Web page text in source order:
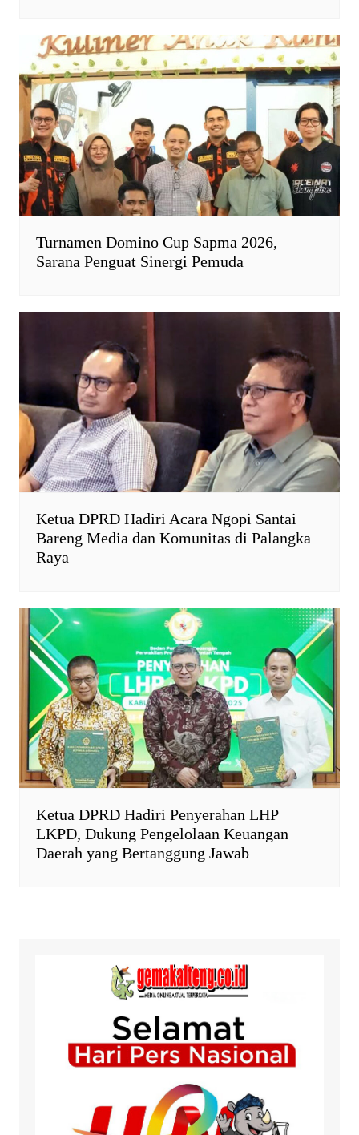
Turnamen Domino Cup Sapma 2026,
Sarana Penguat Sinergi Pemuda
Ketua DPRD Hadiri Acara Ngopi Santai
Bareng Media dan Komunitas di Palangka
Raya
Ketua DPRD Hadiri Penyerahan LHP
LKPD, Dukung Pengelolaan Keuangan
Daerah yang Bertanggung Jawab